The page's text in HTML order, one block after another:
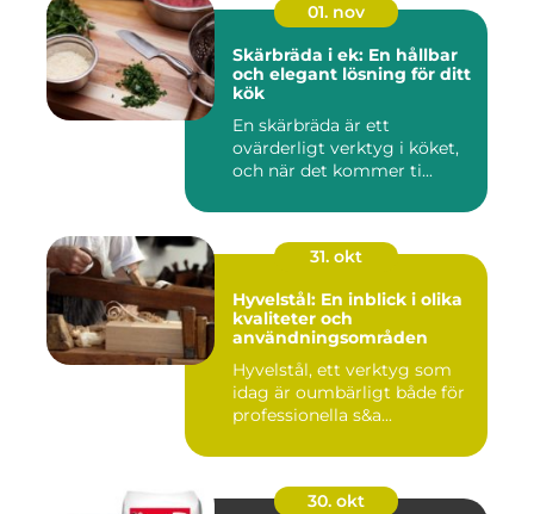
01. nov
Skärbräda i ek: En hållbar
och elegant lösning för ditt
kök
En skärbräda är ett
ovärderligt verktyg i köket,
och när det kommer ti...
31. okt
Hyvelstål: En inblick i olika
kvaliteter och
användningsområden
Hyvelstål, ett verktyg som
idag är oumbärligt både för
professionella s&a...
30. okt